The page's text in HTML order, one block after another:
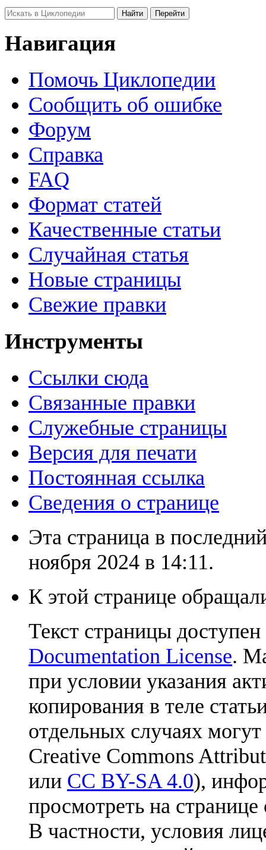
Навигация
Помочь Циклопедии
Сообщить об ошибке
Форум
Справка
FAQ
Формат статей
Качественные статьи
Случайная статья
Новые страницы
Свежие правки
Инструменты
Ссылки сюда
Связанные правки
Служебные страницы
Версия для печати
Постоянная ссылка
Сведения о странице
Эта страница в
ноября 2024 в 14:11.
К этой странице
Текст страницы
Documentation License.
при условии указания
копирования в теле
отдельных случаях
Creative Commons
или CC BY-SA 4.0),
просмотреть на
В частности, условия